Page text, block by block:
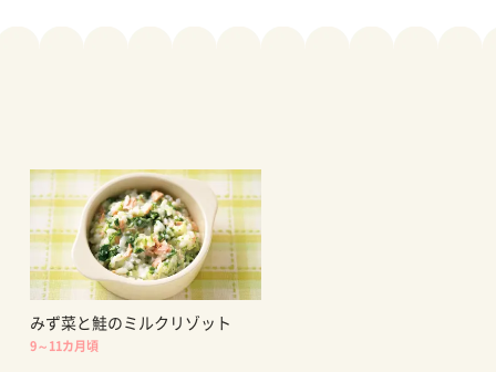
みず菜と鮭のミルクリゾット
9～11カ月頃